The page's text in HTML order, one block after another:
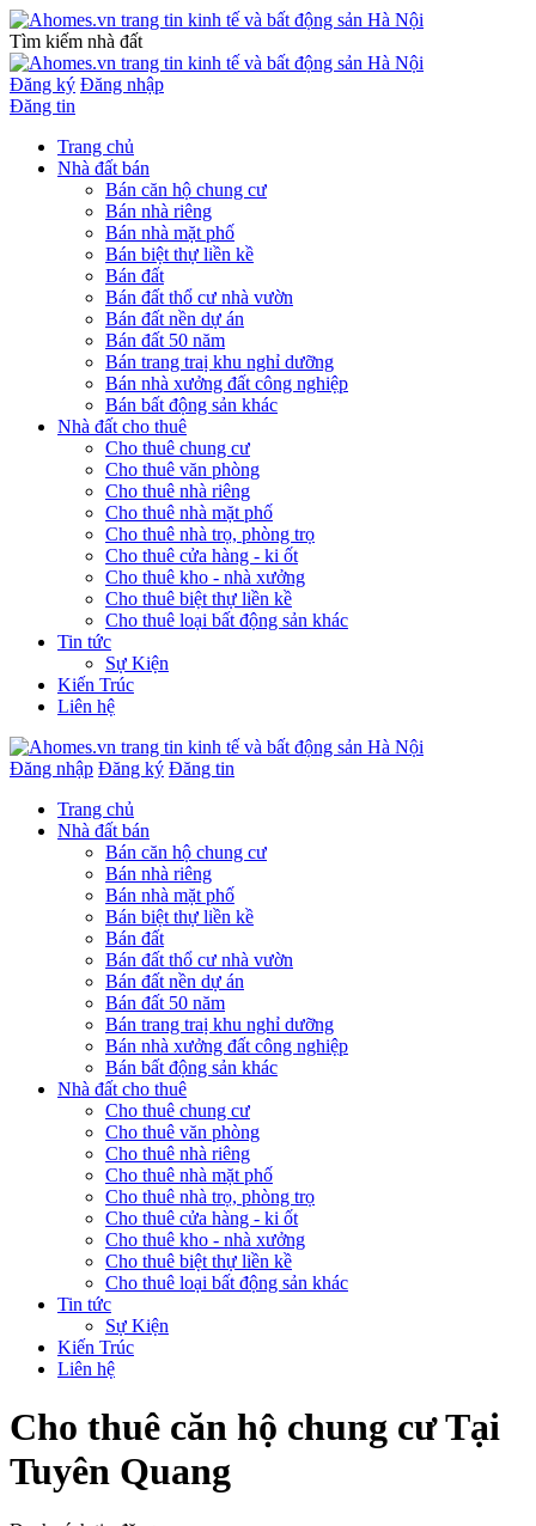
Tìm kiếm nhà đất
Đăng ký Đăng nhập
Đăng tin
Trang chủ
Nhà đất bán
Bán căn hộ chung cư
Bán nhà riêng
Bán nhà mặt phố
Bán biệt thự liền kề
Bán đất
Bán đất thổ cư nhà vườn
Bán đất nền dự án
Bán đất 50 năm
Bán trang traị khu nghỉ dưỡng
Bán nhà xưởng đất công nghiệp
Bán bất động sản khác
Nhà đất cho thuê
Cho thuê chung cư
Cho thuê văn phòng
Cho thuê nhà riêng
Cho thuê nhà mặt phố
Cho thuê nhà trọ, phòng trọ
Cho thuê cửa hàng - ki ốt
Cho thuê kho - nhà xưởng
Cho thuê biệt thự liền kề
Cho thuê loại bất động sản khác
Tin tức
Sự Kiện
Kiến Trúc
Liên hệ
Đăng nhập Đăng ký Đăng tin
Trang chủ
Nhà đất bán
Bán căn hộ chung cư
Bán nhà riêng
Bán nhà mặt phố
Bán biệt thự liền kề
Bán đất
Bán đất thổ cư nhà vườn
Bán đất nền dự án
Bán đất 50 năm
Bán trang traị khu nghỉ dưỡng
Bán nhà xưởng đất công nghiệp
Bán bất động sản khác
Nhà đất cho thuê
Cho thuê chung cư
Cho thuê văn phòng
Cho thuê nhà riêng
Cho thuê nhà mặt phố
Cho thuê nhà trọ, phòng trọ
Cho thuê cửa hàng - ki ốt
Cho thuê kho - nhà xưởng
Cho thuê biệt thự liền kề
Cho thuê loại bất động sản khác
Tin tức
Sự Kiện
Kiến Trúc
Liên hệ
Cho thuê căn hộ chung cư Tại
Tuyên Quang